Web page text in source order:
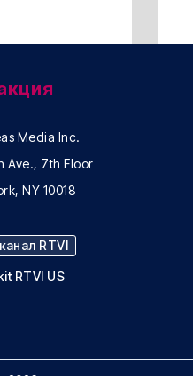
Media Inc.
Ave., 7th Floor
NY 10018
RTVI
RTVI US